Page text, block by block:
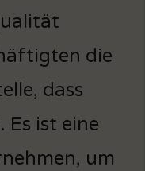
die
dass
ist eine
um